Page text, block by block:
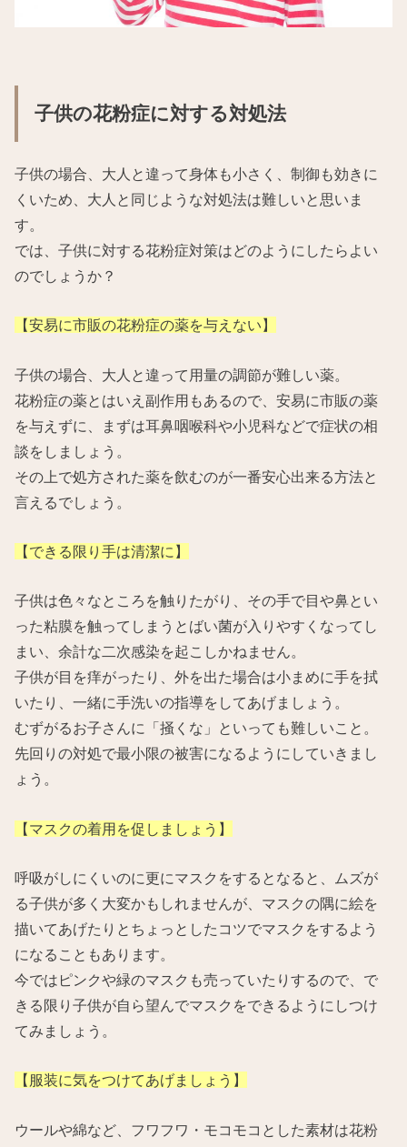
子供の花粉症に対する対処法
子供の場合、大人と違って身体も小さく、制御も効きに
くいため、大人と同じような対処法は難しいと思いま
す。
では、子供に対する花粉症対策はどのようにしたらよい
のでしょうか？
【安易に市販の花粉症の薬を与えない】
子供の場合、大人と違って用量の調節が難しい薬。
花粉症の薬とはいえ副作用もあるので、安易に市販の薬
を与えずに、まずは耳鼻咽喉科や小児科などで症状の相
談をしましょう。
その上で処方された薬を飲むのが一番安心出来る方法と
言えるでしょう。
【できる限り手は清潔に】
子供は色々なところを触りたがり、その手で目や鼻とい
った粘膜を触ってしまうとばい菌が入りやすくなってし
まい、余計な二次感染を起こしかねません。
子供が目を痒がったり、外を出た場合は小まめに手を拭
いたり、一緒に手洗いの指導をしてあげましょう。
むずがるお子さんに「掻くな」といっても難しいこと。
先回りの対処で最小限の被害になるようにしていきまし
ょう。
【マスクの着用を促しましょう】
呼吸がしにくいのに更にマスクをするとなると、ムズが
る子供が多く大変かもしれませんが、マスクの隅に絵を
描いてあげたりとちょっとしたコツでマスクをするよう
になることもあります。
今ではピンクや緑のマスクも売っていたりするので、で
きる限り子供が自ら望んでマスクをできるようにしつけ
てみましょう。
【服装に気をつけてあげましょう】
ウールや綿など、フワフワ・モコモコとした素材は花粉